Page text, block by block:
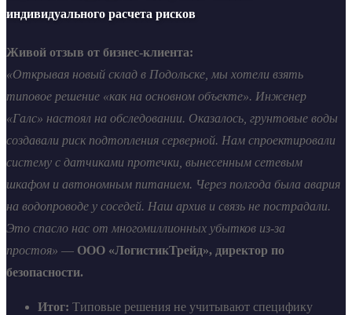
индивидуального расчета рисков
Живой отзыв от бизнес-клиента:
«Открывая новый склад в Подольске, мы хотели взять
типовое решение «как на основном объекте». Инженер
«Галс» настоял на обследовании. Оказалось, грунтовые воды
создавали риск подтопления серверной. Нам спроектировали
систему с датчиками протечки, вынесенным сетевым
шкафом и автономным питанием. Через полгода была авария
на водопроводе у соседей. Наш архив и связь не пострадали.
Это спасло нас от многомиллионных убытков из-за
простоя» — ООО «ЛогистикТрейд», директор по
безопасности.
Итог: Типовые решения не учитывают специфику